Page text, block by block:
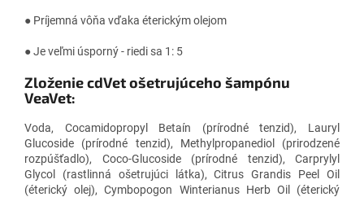
● Príjemná vôňa vďaka éterickým olejom
● Je veľmi úsporný - riedi sa 1: 5
Zloženie cdVet ošetrujúceho šampónu
VeaVet:
Voda, Cocamidopropyl Betaín (prírodné tenzid), Lauryl
Glucoside (prírodné tenzid), Methylpropanediol (prirodzené
rozpúšťadlo), Coco-Glucoside (prírodné tenzid), Carprylyl
Glycol (rastlinná ošetrujúci látka), Citrus Grandis Peel Oil
(éterický olej), Cymbopogon Winterianus Herb Oil (éterický